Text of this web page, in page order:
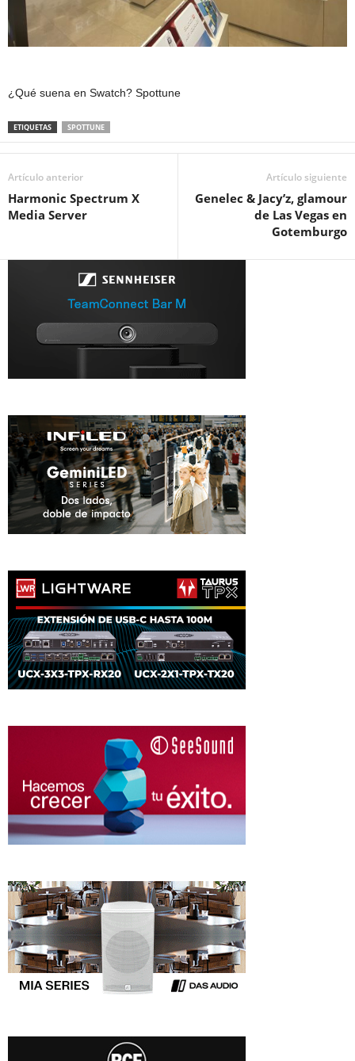
¿Qué suena en Swatch? Spottune
ETIQUETAS SPOTTUNE
Artículo anterior
Harmonic Spectrum X
Media Server
Artículo siguiente
Genelec & Jacy’z, glamour
de Las Vegas en
Gotemburgo